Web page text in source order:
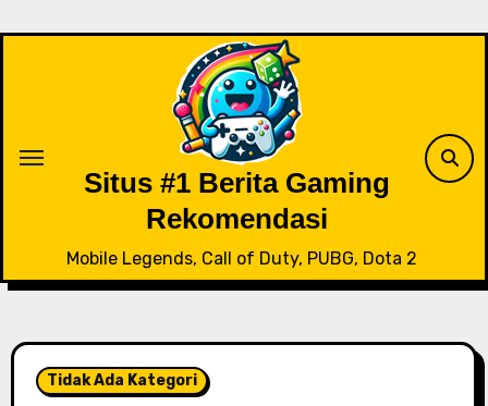
Situs #1 Berita Gaming
Rekomendasi
Mobile Legends, Call of Duty, PUBG, Dota 2
Tidak Ada Kategori